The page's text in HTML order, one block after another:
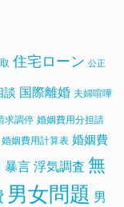
住宅ローン 公正
談 国際離婚 夫婦喧嘩
求調停 婚姻費用分担請
婚姻費用計算表 婚姻費
暴言 浮気調査 無
男女問題 男